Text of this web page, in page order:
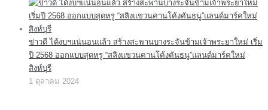
ข่าวดี ได้งบฯแน่นอนแล้ว สร้างสะพานบางระจันข้ามเจ้าพระยาใหม่ เริ่ม
ปี 2568 ออกแบบสุดหรู “สลิงแขวนคานโค้งคันธนู”แลนด์มาร์คใหม่
สิงห์บุรี
1 ตุลาคม 2024